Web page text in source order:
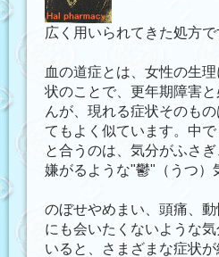
広く用いられてきた処方で
血の道症とは、女性の生
状のことで、更年期障害
んが、現れる症状そのも
てもよく似ています。中
と合うのは、気分がふさ
嫌がるような"鬱"（うつ）
のぼせやめまい、頭痛、
にも会いたくないような
いると、さまざまな症状